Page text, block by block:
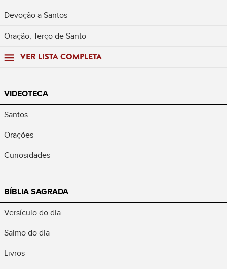
Devoção a Santos
Oração, Terço de Santo
VER LISTA COMPLETA
VIDEOTECA
Santos
Orações
Curiosidades
BÍBLIA SAGRADA
Versículo do dia
Salmo do dia
Livros